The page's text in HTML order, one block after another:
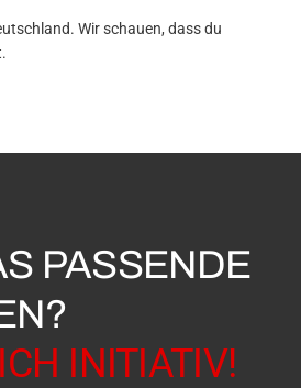
Wir schauen, dass du
PASSENDE
INITIATIV!